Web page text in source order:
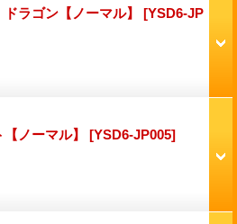
ラゴン【ノーマル】 [YSD6-JP
ノーマル】 [YSD6-JP005]